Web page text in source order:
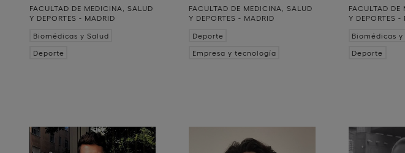
FACULTAD DE MEDICINA, SALUD
Y DEPORTES - MADRID
Biomédicas y Salud
Deporte
FACULTAD DE MEDICINA, SALUD
Y DEPORTES - MADRID
Deporte
Empresa y tecnología
FACULTAD DE
Y DEPORTES -
Biomédicas y
Deporte